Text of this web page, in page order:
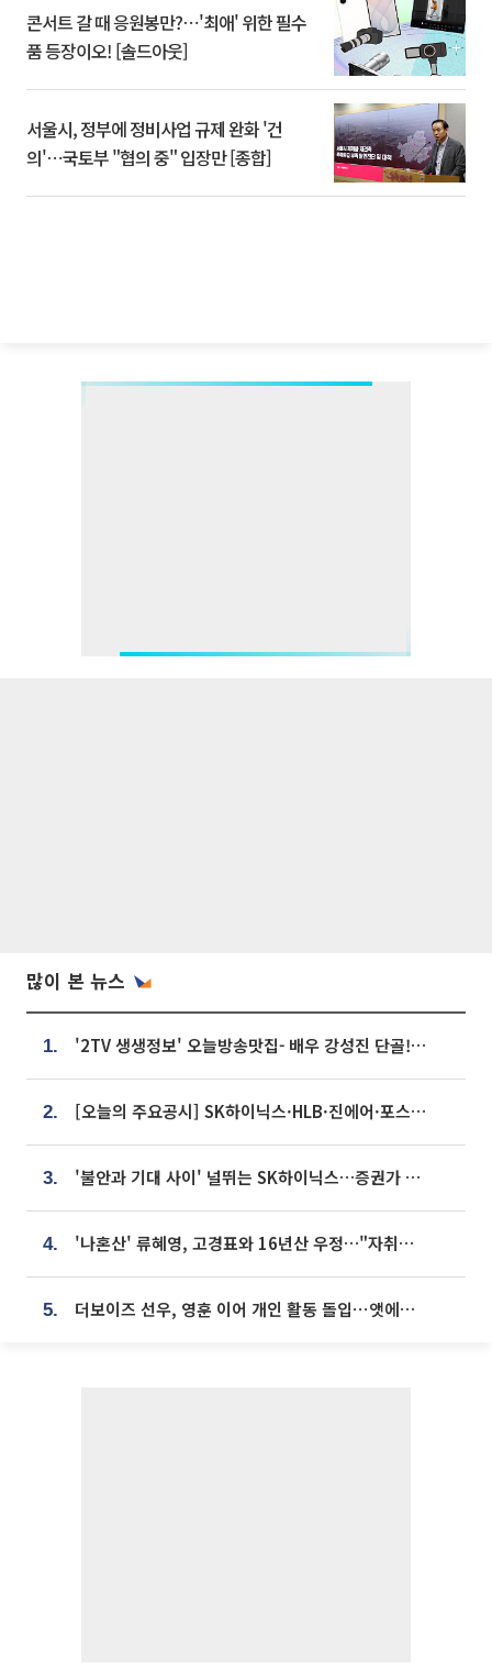
콘서트 갈 때 응원봉만?⋯'최애' 위한 필수
품 등장이오! [솔드아웃]
서울시, 정부에 정비사업 규제 완화 '건
의'⋯국토부 "협의 중" 입장만 [종합]
많이 본 뉴스
1. '2TV 생생정보' 오늘방송맛집- 배우 강성진 단골! 쌀국수ㆍ푸팟퐁 커리 맛집 '블○○○'
2. [오늘의 주요공시] SK하이닉스·HLB·진에어·포스코홀딩스·네이버·대우건설 등
3. '불안과 기대 사이' 널뛰는 SK하이닉스…증권가 "HBM4·LTA 기반 펀터멘털 견고"
4. '나혼산' 류혜영, 고경표와 16년산 우정…"자취방서 부모님과 마주쳐"
5. 더보이즈 선우, 영훈 이어 개인 활동 돌입⋯앳에어리어와 전속계약